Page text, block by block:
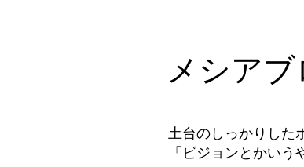
メシア
土台のしっかりした
「ビジョンとかい